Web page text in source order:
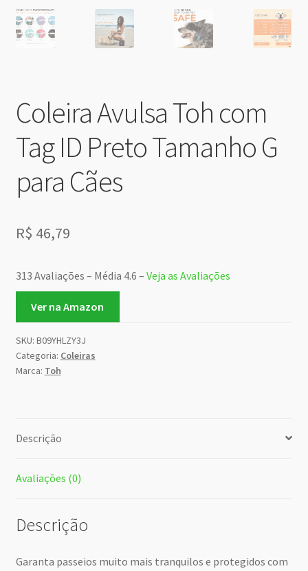
Coleira Avulsa Toh com
Tag ID Preto Tamanho G
para Cães
R$ 46,79
313 Avaliações – Média 4.6 – Veja as Avaliações
Ver na Amazon
SKU: B09YHLZY3J
Categoria: Coleiras
Marca: Toh
Descrição
Avaliações (0)
Descrição
Garanta passeios muito mais tranquilos e protegidos com